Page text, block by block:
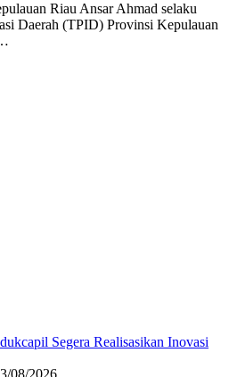
Riau Ansar Ahmad selaku
Daerah (TPID) Provinsi Kepulauan
Segera Realisasikan Inovasi